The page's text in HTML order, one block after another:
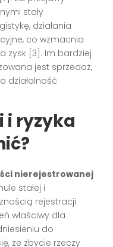
stały
działania
co wzmacnia
zysk [3]. Im bardziej
jest sprzedaż,
działalność
i ryzyka
nierejestrowanej
stałej i
rejestracji
właściwy dla
do
że zbycie rzeczy